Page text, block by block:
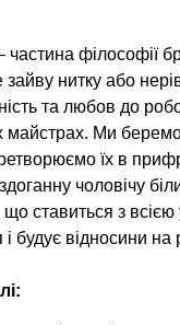
частина філософії
зайву нитку або
та любов до
майстрах. Ми
їх в
чоловічу
ставиться з
будує відносини на